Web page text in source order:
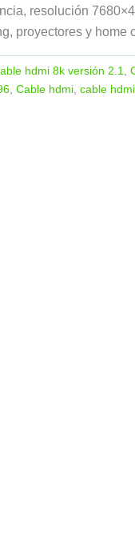
resolución
proyectores y home
hdmi 8k versión 2.1
Cable hdmi cable